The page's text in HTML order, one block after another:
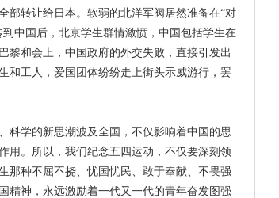
部转让给日本。软弱的北洋军阀居然准备在“对
中国后，北京学生群情激愤，中国包括学生在
黎和会上，中国政府的外交失败，直接引发出
和工人，爱国团体纷纷走上街头示威游行，罢
学的新思潮波及全国，不仅影响着中国的思
用。所以，我们纪念五四运动，不仅要深刻领
那种不屈不挠、忧国忧民、敢于奉献、不畏强
精神，永远激励着一代又一代的青年奋发图强